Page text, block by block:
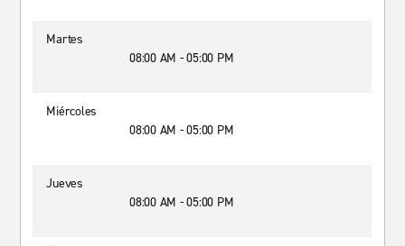
Martes
08:00 AM - 05:00 PM
Miércoles
08:00 AM - 05:00 PM
Jueves
08:00 AM - 05:00 PM